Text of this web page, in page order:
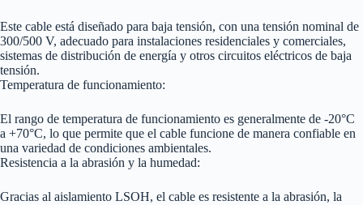
Este cable está diseñado para baja tensión, con una tensión nominal de
300/500 V, adecuado para instalaciones residenciales y comerciales,
sistemas de distribución de energía y otros circuitos eléctricos de baja
tensión.
Temperatura de funcionamiento:
El rango de temperatura de funcionamiento es generalmente de -20°C
a +70°C, lo que permite que el cable funcione de manera confiable en
una variedad de condiciones ambientales.
Resistencia a la abrasión y la humedad:
Gracias al aislamiento LSOH, el cable es resistente a la abrasión, la